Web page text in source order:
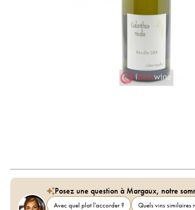
Posez une question à Margaux, notre
Avec quel plat l'accorder ? Quels vins similaires